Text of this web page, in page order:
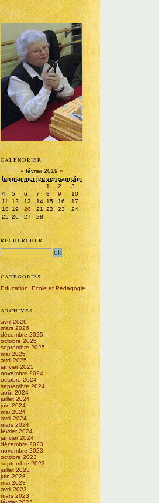
CALENDRIER
«février 2019»
lunmarmerjeuvensamdim
1
2
3
4
5 6 7 8 9
10
11
12 13 14 15 16
17
18 19 20 21 22 23
24
25 26 27 28
RECHERCHER
CATÉGORIES
Education, Ecole et Pédagogie
ARCHIVES
avril 2026
mars 2026
décembre 2025
octobre 2025
septembre 2025
mai 2025
avril 2025
janvier 2025
novembre 2024
octobre 2024
septembre 2024
août 2024
juillet 2024
juin 2024
mai 2024
avril 2024
mars 2024
février 2024
janvier 2024
décembre 2023
novembre 2023
octobre 2023
septembre 2023
juillet 2023
juin 2023
mai 2023
avril 2023
mars 2023